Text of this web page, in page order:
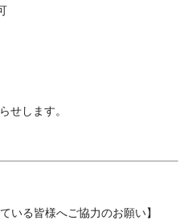
せします。
いる皆様へご協力のお願い】